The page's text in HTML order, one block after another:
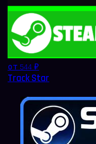
от 544 ₽
Track Star